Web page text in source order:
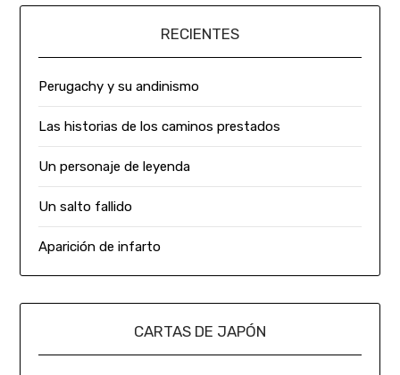
RECIENTES
Perugachy y su andinismo
Las historias de los caminos prestados
Un personaje de leyenda
Un salto fallido
Aparición de infarto
CARTAS DE JAPÓN